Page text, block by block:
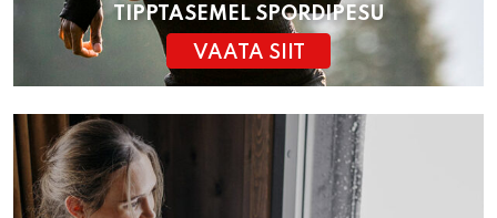
TIPPTASEMEL SPORDIPESU
VAATA SIIT